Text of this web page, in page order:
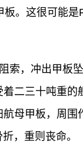
板。这很可能
索，冲出甲板
二三十吨重
母甲板，周围
，重则丧命。